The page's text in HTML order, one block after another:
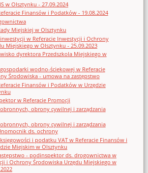
w Olsztynku - 27.09.2024
Finansów i Podatków - 19.08.2024
Miejskiej w Olsztynku
w Referacie Inwestycji i Ochrony
Miejskiego w Olsztynku - 25.09.2023
dyrektora Przedszkola Miejskiego w
wodno-ściekowej w Referacie
Środowiska - umowa na zastępstwo
Finansów i Podatków w Urzędzie
w Referacie Promocji
obrony cywilnej i zarządzania
obrony cywilnej i zarządzania
ds. ochrony
i podatku VAT w Referacie Finansów i
Miejskim w Olsztynku
- podinspektor ds. drogownictwa w
i Ochrony Środowiska Urzędu Miejskiego w